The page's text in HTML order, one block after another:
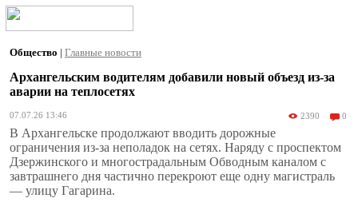
Общество | Главные новости
Архангельским водителям добавили новый объезд из-за
аварии на теплосетях
07.07.26 13:46 2390 0
В Архангельске продолжают вводить дорожные
ограничения из-за неполадок на сетях. Наряду с проспектом
Дзержинского и многострадальным Обводным каналом с
завтрашнего дня частично перекроют еще одну магистраль
— улицу Гагарина.